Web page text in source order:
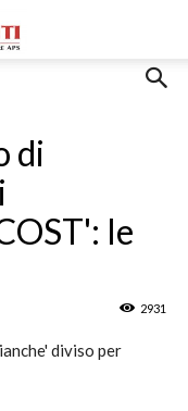
di
le
2931
diviso per